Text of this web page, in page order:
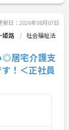
新日：2026年08月07日
姫路
社会福祉法
◎居宅介護支
！＜正社員